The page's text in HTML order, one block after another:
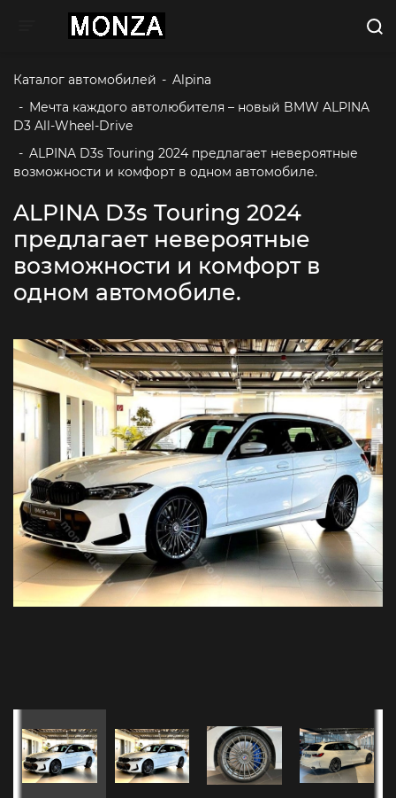
Toggle navigation
Каталог автомобилей - Alpina
- Мечта каждого автолюбителя – новый BMW ALPINA
D3 All-Wheel-Drive
- ALPINA D3s Touring 2024 предлагает невероятные
возможности и комфорт в одном автомобиле.
ALPINA D3s Touring 2024
предлагает невероятные
возможности и комфорт в
одном автомобиле.